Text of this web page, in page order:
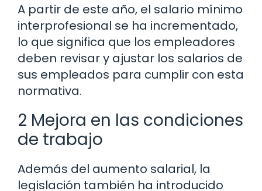
A partir de este año, el salario mínimo
interprofesional se ha incrementado,
lo que significa que los empleadores
deben revisar y ajustar los salarios de
sus empleados para cumplir con esta
normativa.
2 Mejora en las condiciones
de trabajo
Además del aumento salarial, la
legislación también ha introducido